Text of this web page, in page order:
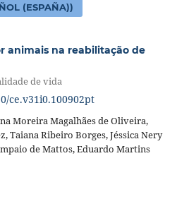
(ESPAÑA))
animais na reabilitação de
de vida
ce.v31i0.100902pt
Moreira Magalhães de Oliveira,
Taiana Ribeiro Borges, Jéssica Nery
de Mattos, Eduardo Martins